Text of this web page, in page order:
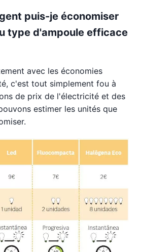
puis-je économiser
type d'ampoule efficace
avec les économies
c'est tout simplement fou à
de prix de l'électricité et des
estimer les unités que